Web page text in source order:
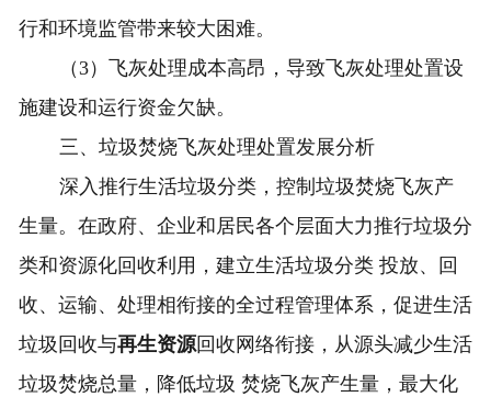
行和环境监管带来较大困难。
（3）飞灰处理成本高昂，导致飞灰处理处置设
施建设和运行资金欠缺。
三、垃圾焚烧飞灰处理处置发展分析
深入推行生活垃圾分类，控制垃圾焚烧飞灰产
生量。在政府、企业和居民各个层面大力推行垃圾分
类和资源化回收利用，建立生活垃圾分类 投放、回
收、运输、处理相衔接的全过程管理体系，促进生活
垃圾回收与再生资源回收网络衔接，从源头减少生活
垃圾焚烧总量，降低垃圾 焚烧飞灰产生量，最大化